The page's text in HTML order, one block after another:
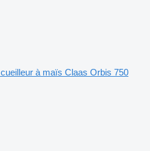
cueilleur à maïs Claas Orbis 750